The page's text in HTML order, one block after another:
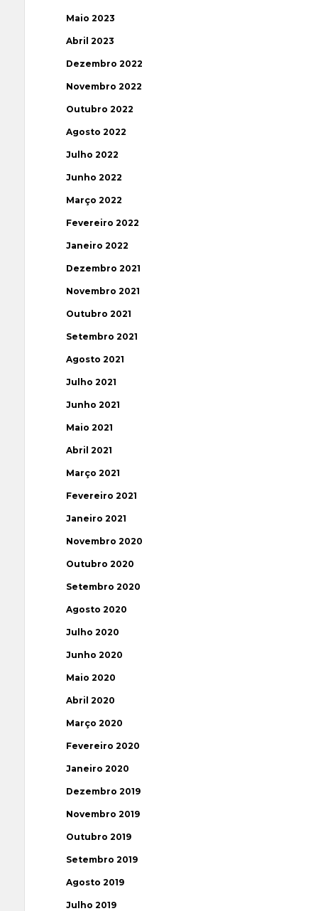
Maio 2023
Abril 2023
Dezembro 2022
Novembro 2022
Outubro 2022
Agosto 2022
Julho 2022
Junho 2022
Março 2022
Fevereiro 2022
Janeiro 2022
Dezembro 2021
Novembro 2021
Outubro 2021
Setembro 2021
Agosto 2021
Julho 2021
Junho 2021
Maio 2021
Abril 2021
Março 2021
Fevereiro 2021
Janeiro 2021
Novembro 2020
Outubro 2020
Setembro 2020
Agosto 2020
Julho 2020
Junho 2020
Maio 2020
Abril 2020
Março 2020
Fevereiro 2020
Janeiro 2020
Dezembro 2019
Novembro 2019
Outubro 2019
Setembro 2019
Agosto 2019
Julho 2019